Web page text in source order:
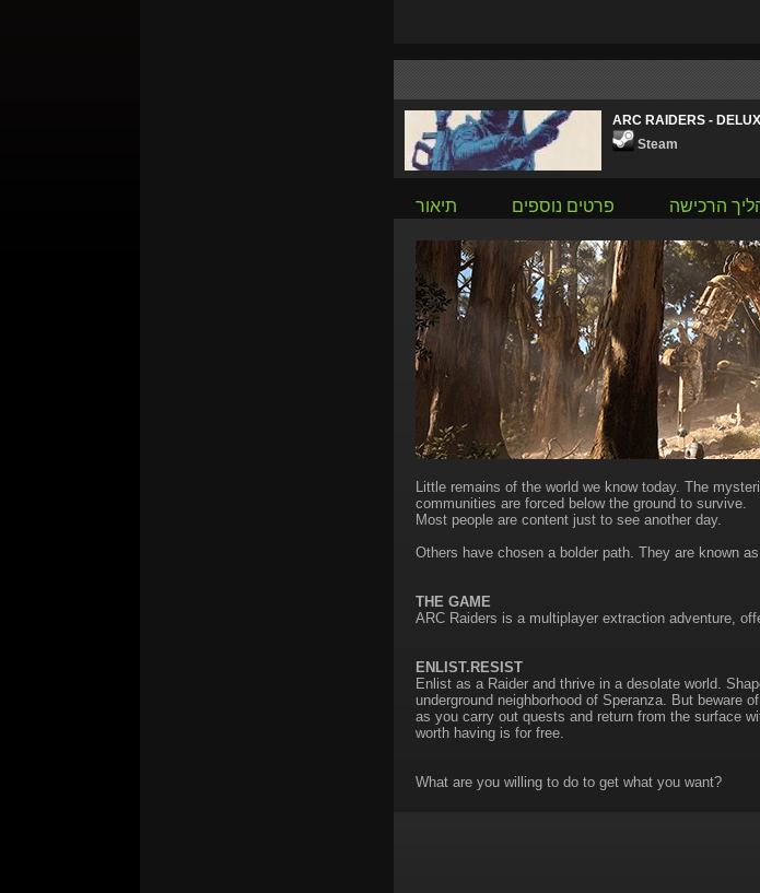
ARC RAIDERS -
Steam
תיאור פרטים נוספים הרכישה
Little remains of the world we know today. The
communities are forced below the ground to survive.
Most people are content just to see another day.
Others have chosen a bolder path. They are known
THE GAME
ARC Raiders is a multiplayer extraction adventure,
ENLIST.RESIST
Enlist as a Raider and thrive in a desolate world.
underground neighborhood of Speranza. But beware
as you carry out quests and return from the surface
worth having is for free.
What are you willing to do to get what you want?